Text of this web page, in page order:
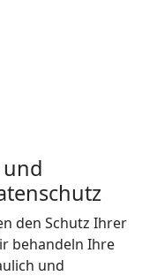
den Schutz Ihrer
behandeln Ihre
und